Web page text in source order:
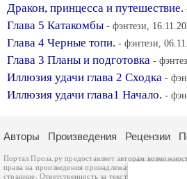
Дракон, принцесса и путешествие.
Глава 5 Катакомбы - фэнтези,
Глава 4 Черные топи. - фэнтези,
Глава 3 Планы и подготовка -
Иллюзия удачи глава 2 Сходка -
Иллюзия удачи глава1 Начало. -
Авторы Произведения Рецензии
Портал Проза.ру предоставляет авторам
права на произведения принадлежат авторам и
странице. Ответственность за тексты